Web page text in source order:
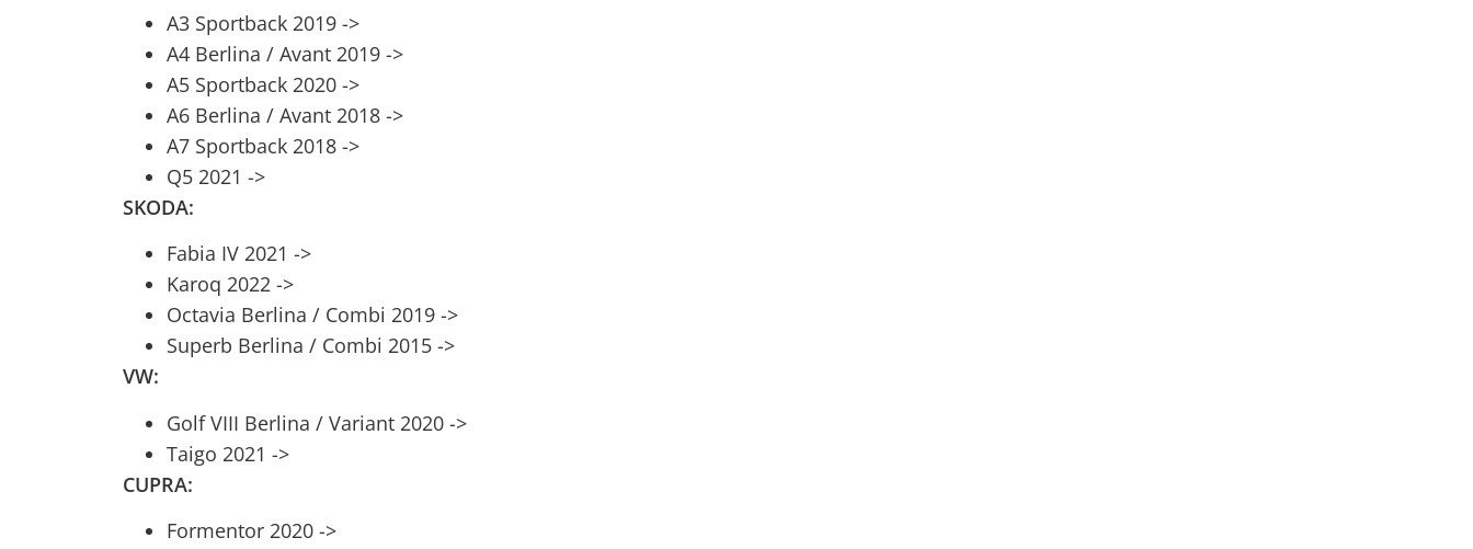
A3 Sportback 2019 ->
A4 Berlina / Avant 2019 ->
A5 Sportback 2020 ->
A6 Berlina / Avant 2018 ->
A7 Sportback 2018 ->
Q5 2021 ->
SKODA:
Fabia IV 2021 ->
Karoq 2022 ->
Octavia Berlina / Combi 2019 ->
Superb Berlina / Combi 2015 ->
VW:
Golf VIII Berlina / Variant 2020 ->
Taigo 2021 ->
CUPRA:
Formentor 2020 ->